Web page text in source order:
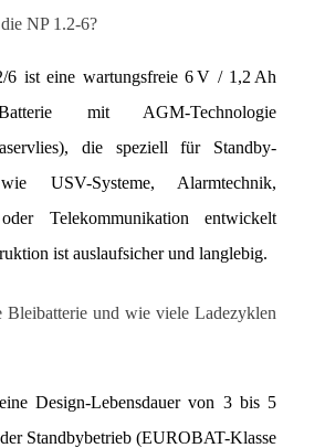
NP 1.2-6?
6 ist eine wartungsfreie 6 V / 1,2 Ah
mit AGM-Technologie
die speziell für Standby-
USV-Systeme, Alarmtechnik,
Telekommunikation entwickelt
ist auslaufsicher und langlebig.
Bleibatterie und wie viele Ladezyklen
Design-Lebensdauer von 3 bis 5
Standbybetrieb (EUROBAT-Klasse